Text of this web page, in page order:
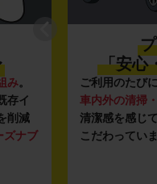
み。
存イ
削減
ズナブ
「安心
ご利用のたびに
車内外の清掃
清潔感を感じ
こだわっていま